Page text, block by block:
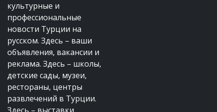
культурные и
профессиональные
новости Турции на
русском. Здесь – ваши
объявления, вакансии и
реклама. Здесь – школы,
детские сады, музеи,
рестораны, центры
развлечений в Турции.